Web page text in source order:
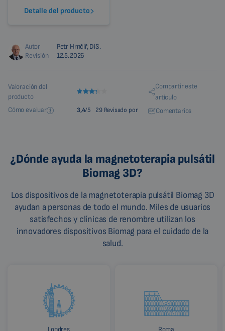
Detalle del producto
Autor
Petr Hrnčíř, DiS.
Revisión
12.5.2026
Valoración del
producto
Cómo evaluar
3,4/5 29 Revisado por
Compartir este
artículo
Comentarios
¿Dónde ayuda la magnetoterapia pulsátil
Biomag 3D?
Los dispositivos de la magnetoterapia pulsátil Biomag 3D
ayudan a personas de todo el mundo. Miles de usuarios
satisfechos y clínicas de renombre utilizan los
innovadores dispositivos Biomag para el cuidado de la
salud.